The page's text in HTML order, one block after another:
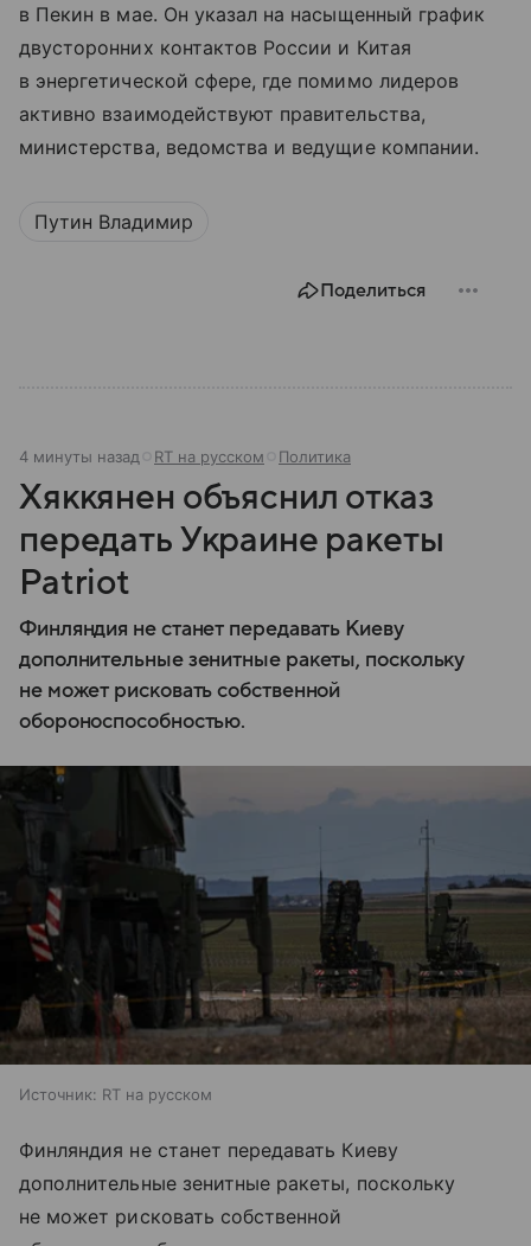
в Пекин в мае. Он указал на насыщенный график
двусторонних контактов России и Китая
в энергетической сфере, где помимо лидеров
активно взаимодействуют правительства,
министерства, ведомства и ведущие компании.
Путин Владимир
Поделиться
4 минуты назад RT на русском Политика
Хяккянен объяснил отказ
передать Украине ракеты
Patriot
Финляндия не станет передавать Киеву
дополнительные зенитные ракеты, поскольку
не может рисковать собственной
обороноспособностью.
Источник: RT на русском
Финляндия не станет передавать Киеву
дополнительные зенитные ракеты, поскольку
не может рисковать собственной